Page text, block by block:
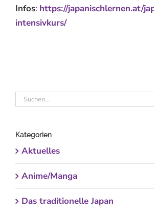
Infos: https://japanischlernen.at/
intensivkurs/
Suche
Kategorien
Aktuelles
Anime/Manga
Das traditionelle Japan